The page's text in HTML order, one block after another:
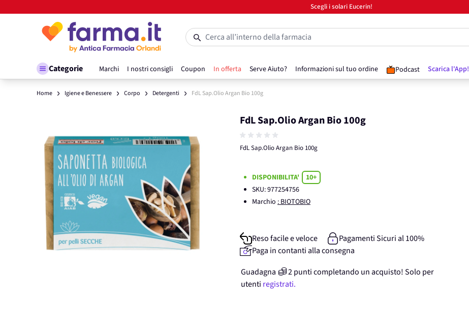
Scegli i solari Eucerin!
Salta al contenuto
Categorie Marchi I nostri consigli Coupon In offerta Serve Aiuto? Informazioni sul tuo ordine Podcast Scarica l'App!
Cerca all’interno della farmacia
Home Igiene e Benessere Corpo Detergenti FdL Sap.Olio Argan Bio 100g
FdL Sap.Olio Argan Bio 100g
FdL Sap.Olio Argan Bio 100g
DISPONIBILITA'
10+
SKU:977254756
Marchio : BIOTOBIO
Reso facile e veloce
Pagamenti Sicuri al 100%
Paga in contanti alla consegna
Guadagna
2punticompletando un acquisto! Solo per
utenti registrati.